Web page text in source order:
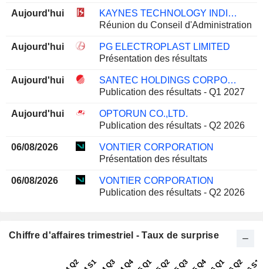
Aujourd'hui
KAYNES TECHNOLOGY INDIA LIMITED
Réunion du Conseil d'Administration
Aujourd'hui
PG ELECTROPLAST LIMITED
Présentation des résultats
Aujourd'hui
SANTEC HOLDINGS CORPORATION
Publication des résultats - Q1 2027
Aujourd'hui
OPTORUN CO.,LTD.
Publication des résultats - Q2 2026
06/08/2026
VONTIER CORPORATION
Présentation des résultats
06/08/2026
VONTIER CORPORATION
Publication des résultats - Q2 2026
Chiffre d'affaires trimestriel - Taux de surprise